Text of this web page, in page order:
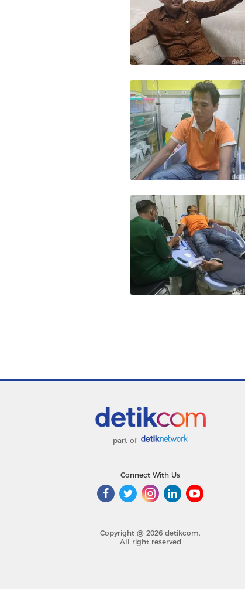
part of
Connect With Us
Copyright @ 2026 detikcom.
All right reserved